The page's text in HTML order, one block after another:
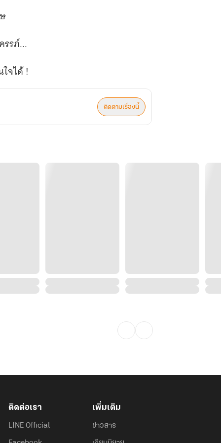
รภ์...
จได้ !
ติดตามเรื่องนี้
ติดต่อเรา
LINE Official
เพิ่มเติม
ข่าวสาร